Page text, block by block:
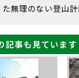
無理のない登山
記事も見ています